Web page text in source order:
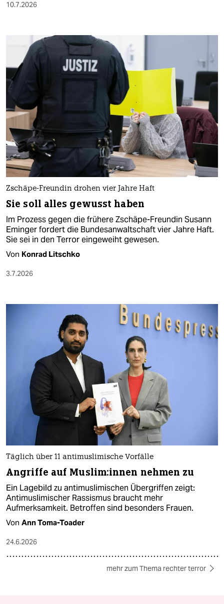
10.7.2026
Zschäpe-Freundin drohen vier Jahre Haft
Sie soll alles gewusst haben
Im Prozess gegen die frühere Zschäpe-Freundin Susann
Eminger fordert die Bundesanwaltschaft vier Jahre Haft.
Sie sei in den Terror eingeweiht gewesen.
Von Konrad Litschko
3.7.2026
Täglich über 11 antimuslimische Vorfälle
Angriffe auf Mus­li­m:in­nen nehmen zu
Ein Lagebild zu antimuslimischen Übergriffen zeigt:
Antimuslimischer Rassismus braucht mehr
Aufmerksamkeit. Betroffen sind besonders Frauen.
Von Ann Toma-Toader
24.6.2026
mehr zum Thema rechter terror